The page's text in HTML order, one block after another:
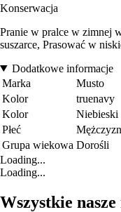
Konserwacja
Pranie w pralce w zimnej
suszarce, Prasować w
Dodatkowe informacje
Marka
Musto
Kolor
truenavy
Kolor
Niebieski
Płeć
Grupa wiekowa Dorośli
Loading...
Loading...
Wszystkie